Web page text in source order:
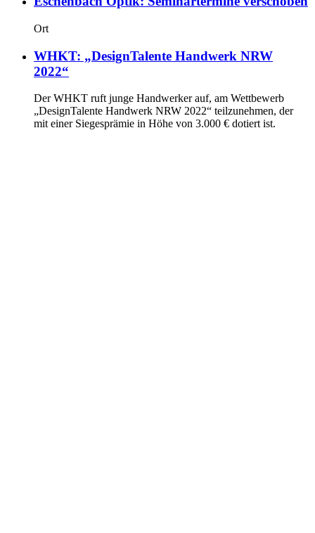
Ort
WHKT: „DesignTalente Handwerk NRW
2022“
Der WHKT ruft junge Handwerker auf, am Wettbewerb
„DesignTalente Handwerk NRW 2022“ teilzunehmen, der
mit einer Siegesprämie in Höhe von 3.000 € dotiert ist.